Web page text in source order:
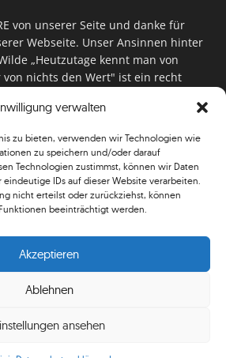
verwalten
zu bieten, verwenden wir Technologien wie
zu speichern und/oder darauf
Technologien zustimmst, können wir Daten
IDs auf dieser Website verarbeiten.
nicht erteilst oder zurückziehst, können
beeinträchtigt werden.
Akzeptieren
Ablehnen
ansehen
von unserer Seite und danke für
Webseite. Unser Ansinnen hinter
„Heutzutage kennt man von
von nichts den Wert" ist ein recht
um Sie mit außergewöhnlichen
auf unserer Website & auf
Plattformen! Das verdient im
nur Anerkennung!